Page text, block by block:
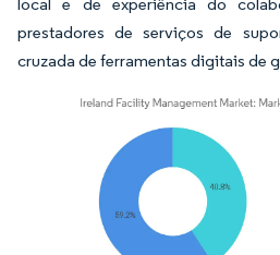
prestadores de serviços de
cruzada de ferramentas digitais de